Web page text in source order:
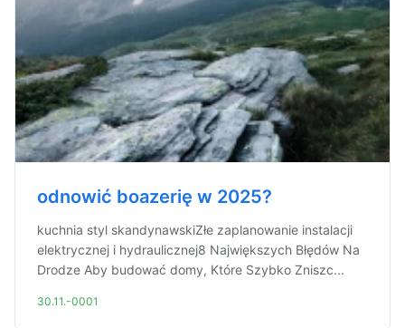
odnowić boazerię w 2025?
kuchnia styl skandynawskiZłe zaplanowanie instalacji
elektrycznej i hydraulicznej8 Największych Błędów Na
Drodze Aby budować domy, Które Szybko Zniszc...
30.11.-0001